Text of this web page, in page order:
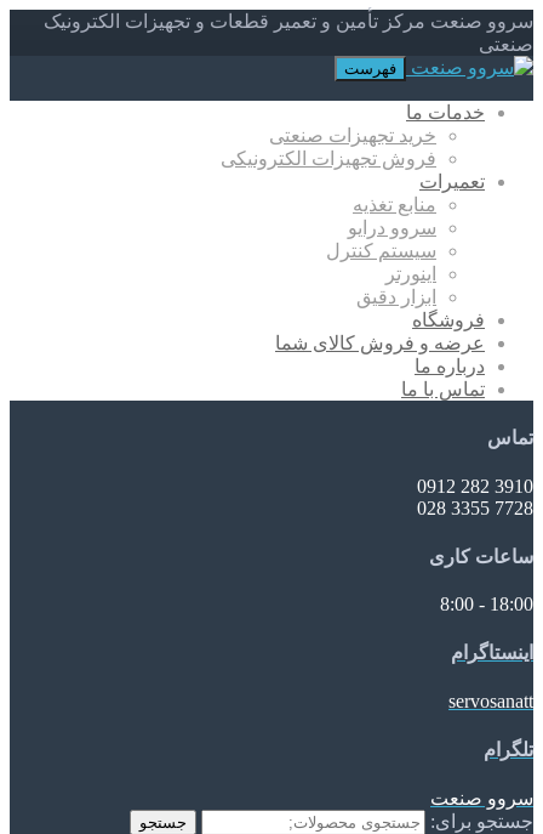
سروو صنعت مرکز تأمین و تعمیر قطعات و تجهیزات الکترونیک
صنعتی
فهرست
خدمات ما
خرید تجهیزات صنعتی
فروش تجهیزات الکترونیکی
تعمیرات
منابع تغذیه
سروو درایو
سیستم کنترل
اینورتر
ابزار دقیق
فروشگاه
عرضه و فروش کالای شما
درباره ما
تماس با ما
تماس
3910 282 0912
7728 3355 028
ساعات کاری
18:00 - 8:00
اینستاگرام
servosanatt
تلگرام
سروو صنعت
جستجو برای:
جستجو